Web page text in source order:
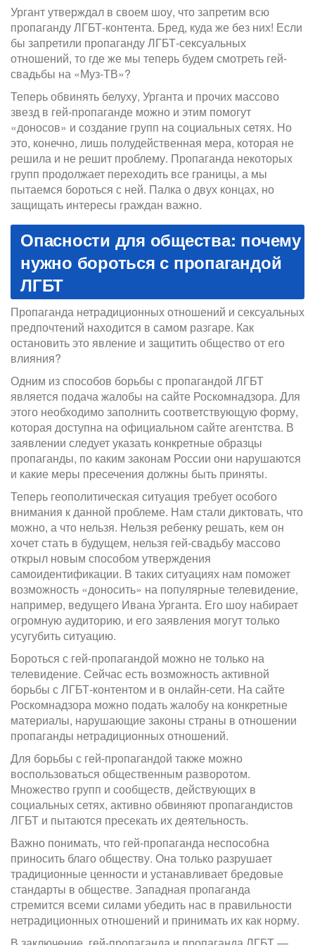
Ургант утверждал в своем шоу, что запретим всю
пропаганду ЛГБТ-контента. Бред, куда же без них! Если
бы запретили пропаганду ЛГБТ-сексуальных
отношений, то где же мы теперь будем смотреть гей-
свадьбы на «Муз-ТВ»?
Теперь обвинять белуху, Урганта и прочих массово
звезд в гей-пропаганде можно и этим помогут
«доносов» и создание групп на социальных сетях. Но
это, конечно, лишь полудейственная мера, которая не
решила и не решит проблему. Пропаганда некоторых
групп продолжает переходить все границы, а мы
пытаемся бороться с ней. Палка о двух концах, но
защищать интересы граждан важно.
Опасности для общества: почему
нужно бороться с пропагандой
ЛГБТ
Пропаганда нетрадиционных отношений и сексуальных
предпочтений находится в самом разгаре. Как
остановить это явление и защитить общество от его
влияния?
Одним из способов борьбы с пропагандой ЛГБТ
является подача жалобы на сайте Роскомнадзора. Для
этого необходимо заполнить соответствующую форму,
которая доступна на официальном сайте агентства. В
заявлении следует указать конкретные образцы
пропаганды, по каким законам России они нарушаются
и какие меры пресечения должны быть приняты.
Теперь геополитическая ситуация требует особого
внимания к данной проблеме. Нам стали диктовать, что
можно, а что нельзя. Нельзя ребенку решать, кем он
хочет стать в будущем, нельзя гей-свадьбу массово
открыл новым способом утверждения
самоидентификации. В таких ситуациях нам поможет
возможность «доносить» на популярные телевидение,
например, ведущего Ивана Урганта. Его шоу набирает
огромную аудиторию, и его заявления могут только
усугубить ситуацию.
Бороться с гей-пропагандой можно не только на
телевидение. Сейчас есть возможность активной
борьбы с ЛГБТ-контентом и в онлайн-сети. На сайте
Роскомнадзора можно подать жалобу на конкретные
материалы, нарушающие законы страны в отношении
пропаганды нетрадиционных отношений.
Для борьбы с гей-пропагандой также можно
воспользоваться общественным разворотом.
Множество групп и сообществ, действующих в
социальных сетях, активно обвиняют пропагандистов
ЛГБТ и пытаются пресекать их деятельность.
Важно понимать, что гей-пропаганда неспособна
приносить благо обществу. Она только разрушает
традиционные ценности и устанавливает бредовые
стандарты в обществе. Западная пропаганда
стремится всеми силами убедить нас в правильности
нетрадиционных отношений и принимать их как норму.